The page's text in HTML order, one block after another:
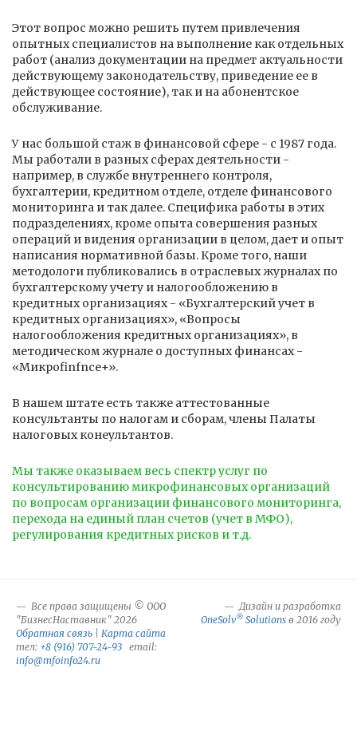
Этот вопрос можно решить путем привлечения
опытных специалистов на выполнение как отдельных
работ (анализ документации на предмет актуальности
действующему законодательству, приведение ее в
действующее состояние), так и на абонентское
обслуживание.
У нас большой стаж в финансовой сфере - с 1987 года.
Мы работали в разных сферах деятельности -
например, в службе внутреннего контроля,
бухгалтерии, кредитном отделе, отделе финансового
мониторинга и так далее. Специфика работы в этих
подразделениях, кроме опыта совершения разных
операций и видения организации в целом, дает и опыт
написания нормативной базы. Кроме того, наши
методологи публиковались в отраслевых журналах по
бухгалтерскому учету и налогообложению в
кредитных организациях - «Бухгалтерский учет в
кредитных организациях», «Вопросы
налогообложения кредитных организациях», в
методическом журнале о доступных финансах -
«Микроfinfnce+».
В нашем штате есть также аттестованные
консультанты по налогам и сборам, члены Палаты
налоговых конеультантов.
Мы также оказываем весь спектр услуг по
консультированию микрофинансовых организаций
по вопросам организации финансового мониторинга,
перехода на единый план счетов (учет в МФО),
регулирования кредитных рисков и т.д.
Все права защищены © ООО
"БизнесНаставник" 2026
Обратная связь
Карта сайта
тел: +8 (916) 707-24-93 email:
info@mfoinfo24.ru
Дизайн и разработка
OneSolv® Solutions в 2016 году